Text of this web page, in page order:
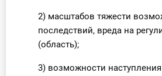
2) масштабов тяжести
последствий, вреда на
(область);
3) возможности